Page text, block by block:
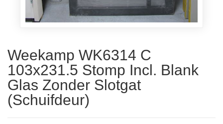
Weekamp WK6314 C
103x231.5 Stomp Incl. Blank
Glas Zonder Slotgat
(Schuifdeur)